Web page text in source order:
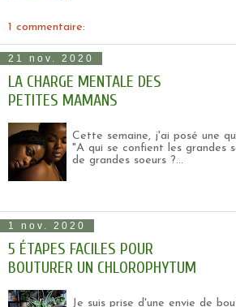
1 commentaire:
21 nov. 2020
LA CHARGE MENTALE DES
PETITES MAMANS
Cette semaine, j'ai posé une
"A qui se confient les grandes
de grandes soeurs ?...
1 nov. 2020
5 ÉTAPES FACILES POUR
BOUTURER UN CHLOROPHYTUM
Je suis prise d'une envie de